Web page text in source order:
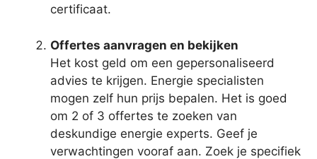
certificaat.
Offertes aanvragen en bekijken
Het kost geld om een gepersonaliseerd
advies te krijgen. Energie specialisten
mogen zelf hun prijs bepalen. Het is goed
om 2 of 3 offertes te zoeken van
deskundige energie experts. Geef je
verwachtingen vooraf aan. Zoek je specifiek